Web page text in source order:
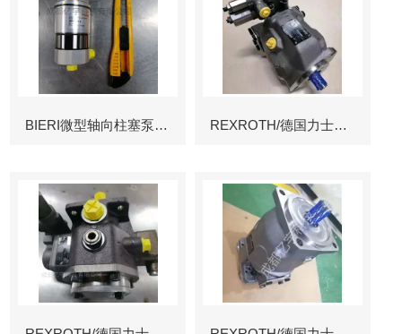
BIERI微型轴向柱塞泵AKP REXROTH/德国力士乐叶片泵